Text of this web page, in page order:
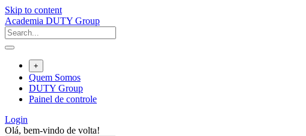
Skip to content
Academia DUTY Group
+
Quem Somos
DUTY Group
Painel de controle
Login
Olá, bem-vindo de volta!